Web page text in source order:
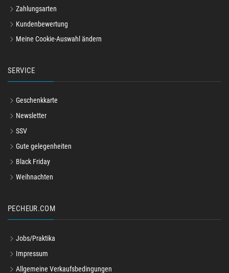
Zahlungsarten
Kundenbewertung
Meine Cookie-Auswahl ändern
SERVICE
Geschenkkarte
Newsletter
SSV
Gute gelegenheiten
Black Friday
Weihnachten
PECHEUR.COM
Jobs/Praktika
Impressum
Allgemeine Verkaufsbedingungen